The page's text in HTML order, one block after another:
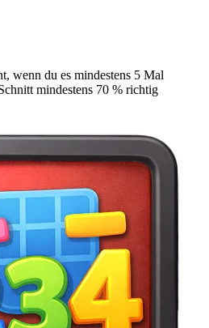
wenn du es mindestens 5 Mal
mindestens 70 % richtig